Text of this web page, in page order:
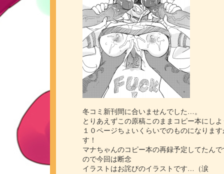
冬コミ新刊間に合いませんでした…。
とりあえずこの原稿このままコピー本にし
１０ページちょいくらいでのものになりま
す！
マナちゃんのコピー本の再録予定してたん
ので今回は断念
イラストはお詫びのイラストです…（涙